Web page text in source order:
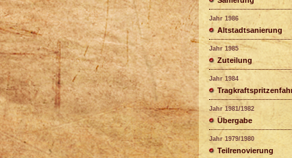
Jahr 1986
Altstadtsanierung
Jahr 1985
Zuteilung
Jahr 1984
Jahr 1981/1982
Übergabe
Jahr 1979/1980
Teilrenovierung